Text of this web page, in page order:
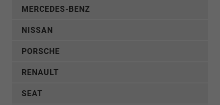
MERCEDES-BENZ
NISSAN
PORSCHE
RENAULT
SEAT